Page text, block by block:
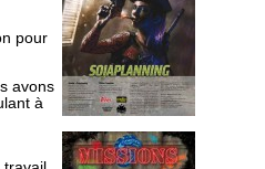
pour
avons
à